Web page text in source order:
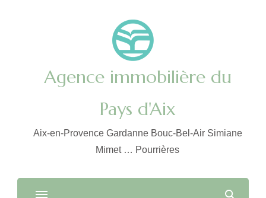
Agence immobilière du
Pays d'Aix
Aix-en-Provence Gardanne Bouc-Bel-Air Simiane
Mimet … Pourrières